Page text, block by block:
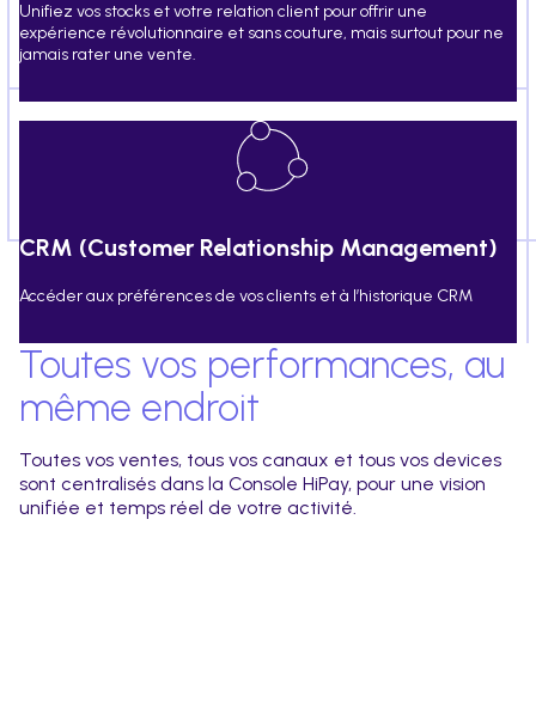
Unifiez vos stocks et votre relation client pour offrir une
expérience révolutionnaire et sans couture, mais surtout pour ne
jamais rater une vente.
CRM (Customer Relationship Management)
Accéder aux préférences de vos clients et à l’historique CRM
Toutes vos performances, au
même endroit
Toutes vos ventes, tous vos canaux et tous vos devices
sont centralisés dans la Console HiPay, pour une vision
unifiée et temps réel de votre activité.